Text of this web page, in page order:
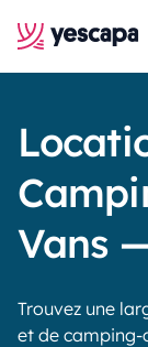
Vans
Trouvez une
et de camping-